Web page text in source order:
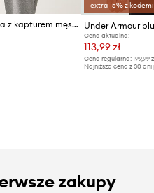
Under Armour bluza z kapturem męska z bawełną Icon
extra -5% z kodem:
Under Armour
Cena aktualna:
113,99 zł
Cena regularna: 199,99
Najniższa cena z 30
zakupy